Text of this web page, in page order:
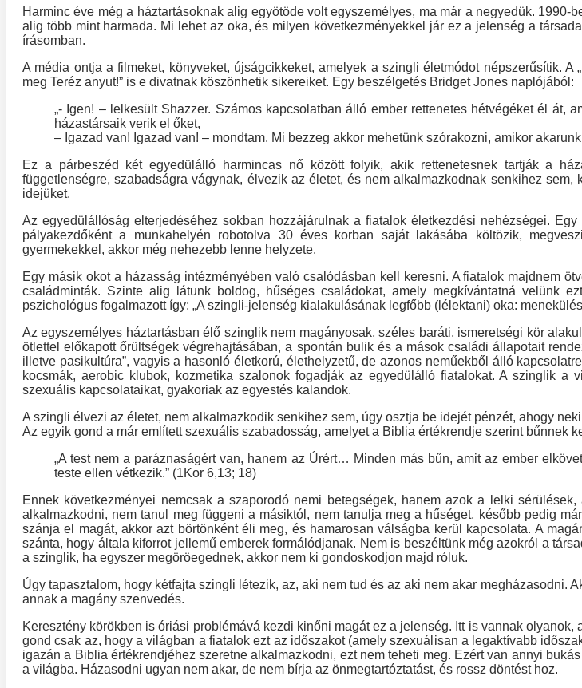
Harminc éve még a háztartásoknak alig egyötöde volt egyszemélyes, ma már a negyedük.
alig több mint harmada. Mi lehet az oka, és milyen következményekkel jár ez a jelenség a
írásomban.
A média ontja a filmeket, könyveket, újságcikkeket, amelyek a szingli életmódot népszerűsítik. A
meg Teréz anyut!” is e divatnak köszönhetik sikereiket. Egy beszélgetés Bridget Jones naplójából:
„- Igen! – lelkesült Shazzer. Számos kapcsolatban álló ember rettenetes hétvégéket él át,
házastársaik verik el őket,
– Igazad van! Igazad van! – mondtam. Mi bezzeg akkor mehetünk szórakozni, amikor
Ez a párbeszéd két egyedülálló harmincas nő között folyik, akik rettenetesnek tartják a
függetlenségre, szabadságra vágynak, élvezik az életet, és nem alkalmazkodnak senkihez
idejüket.
Az egyedülállóság elterjedéséhez sokban hozzájárulnak a fiatalok életkezdési nehézségei.
pályakezdőként a munkahelyén robotolva 30 éves korban saját lakásába költözik,
gyermekekkel, akkor még nehezebb lenne helyzete.
Egy másik okot a házasság intézményében való csalódásban kell keresni. A fiatalok majdnem
családminták. Szinte alig látunk boldog, hűséges családokat, amely megkívántatná velünk
pszichológus fogalmazott így: „A szingli-jelenség kialakulásának legfőbb (lélektani) oka:
Az egyszemélyes háztartásban élő szinglik nem magányosak, széles baráti, ismeretségi kör
ötlettel előkapott őrültségek végrehajtásában, a spontán bulik és a mások családi állapotait
illetve pasikultúra”, vagyis a hasonló életkorú, élethelyzetű, de azonos neműekből álló
kocsmák, aerobic klubok, kozmetika szalonok fogadják az egyedülálló fiatalokat. A szinglik a
szexuális kapcsolataikat, gyakoriak az egyestés kalandok.
A szingli élvezi az életet, nem alkalmazkodik senkihez sem, úgy osztja be idejét pénzét, ahogy
Az egyik gond a már említett szexuális szabadosság, amelyet a Biblia értékrendje szerint bűnnek
„A test nem a paráznaságért van, hanem az Úrért… Minden más bűn, amit az ember
teste ellen vétkezik.” (1Kor 6,13; 18)
Ennek következményei nemcsak a szaporodó nemi betegségek, hanem azok a lelki
alkalmazkodni, nem tanul meg függeni a másiktól, nem tanulja meg a hűséget, később pedig
szánja el magát, akkor azt börtönként éli meg, és hamarosan válságba kerül kapcsolata. A
szánta, hogy általa kiforrot jellemű emberek formálódjanak. Nem is beszéltünk még azokról a
a szinglik, ha egyszer megöröegednek, akkor nem ki gondoskodjon majd róluk.
Úgy tapasztalom, hogy kétfajta szingli létezik, az, aki nem tud és az aki nem akar megházasodni.
annak a magány szenvedés.
Keresztény körökben is óriási problémává kezdi kinőni magát ez a jelenség. Itt is vannak
gond csak az, hogy a világban a fiatalok ezt az időszakot (amely szexuálisan a legaktívabb
igazán a Biblia értékrendjéhez szeretne alkalmazkodni, ezt nem teheti meg. Ezért van annyi
a világba. Házasodni ugyan nem akar, de nem bírja az önmegtartóztatást, és rossz döntést hoz.